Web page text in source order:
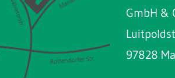
GmbH &
97828